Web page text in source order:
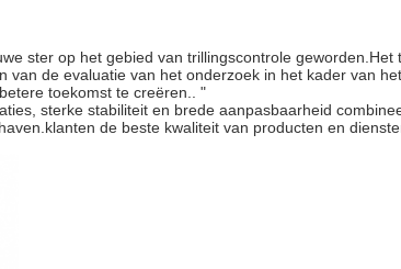
ster op het gebied van trillingscontrole
de evaluatie van het onderzoek in het kader van
toekomst te creëren.. "
sterke stabiliteit en brede aanpasbaarheid
de beste kwaliteit van producten en